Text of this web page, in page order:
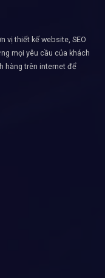
vị thiết kế website, SEO
mọi yêu cầu của khách
hàng trên internet để